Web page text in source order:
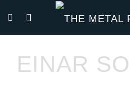
EINAR